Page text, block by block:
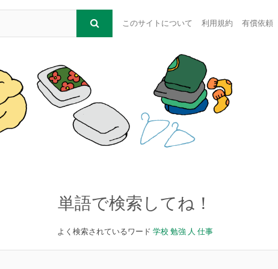
このサイトについて 利用規約 有償依頼
単語で検索してね！
よく検索されているワード 学校 勉強 人 仕事